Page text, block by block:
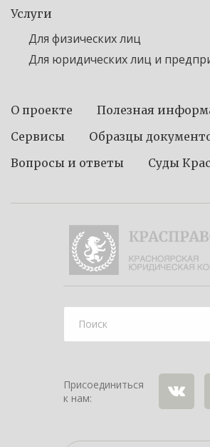
Услуги
Для физических лиц
Для юридических лиц и
О проекте Полезная
Сервисы
Образцы
Вопросы и ответы
Суды
Присоединиться
к нам: